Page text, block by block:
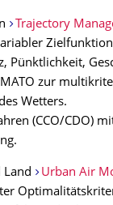
Trajectory
Pünktlichkeit,
zur
Wetters.
(CCO/CDO)
Land Urban Air